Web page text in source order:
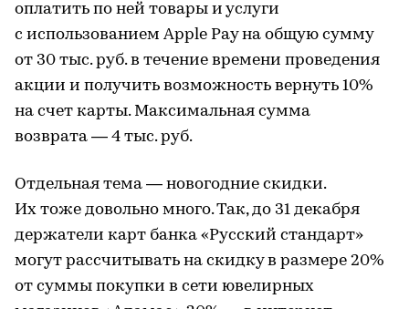
оплатить по ней товары и услуги
с использованием Apple Pay на общую сумму
от 30 тыс. руб. в течение времени проведения
акции и получить возможность вернуть 10%
на счет карты. Максимальная сумма
возврата — 4 тыс. руб.
Отдельная тема — новогодние скидки.
Их тоже довольно много. Так, до 31 декабря
держатели карт банка «Русский стандарт»
могут рассчитывать на скидку в размере 20%
от суммы покупки в сети ювелирных